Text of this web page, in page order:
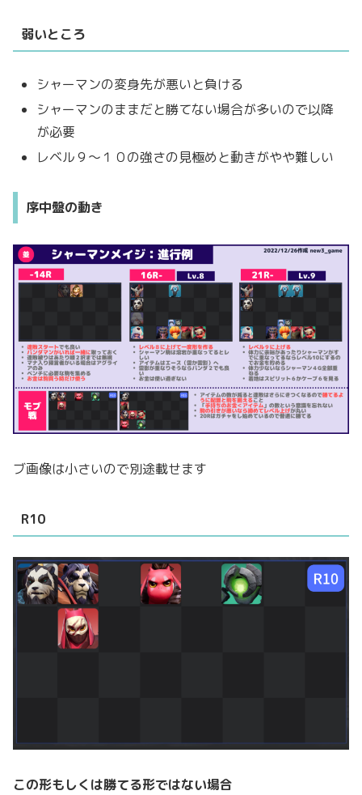
弱いところ
シャーマンの変身先が悪いと負ける
シャーマンのままだと勝てない場合が多いので以降
が必要
レベル９～１０の強さの見極めと動きがやや難しい
序中盤の動き
ブ画像は小さいので別途載せます
R10
この形もしくは勝てる形ではない場合